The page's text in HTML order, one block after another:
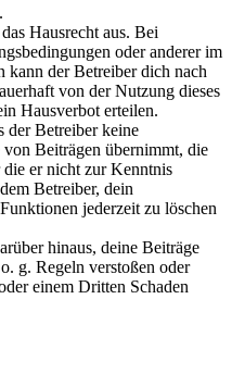
Hausrecht aus. Bei
oder anderer im
der Betreiber dich nach
von der Nutzung dieses
Hausverbot erteilen.
der Betreiber keine
Beiträgen übernimmt, die
die er nicht zur Kenntnis
Betreiber, dein
jederzeit zu löschen
hinaus, deine Beiträge
g. Regeln verstoßen oder
einem Dritten Schaden